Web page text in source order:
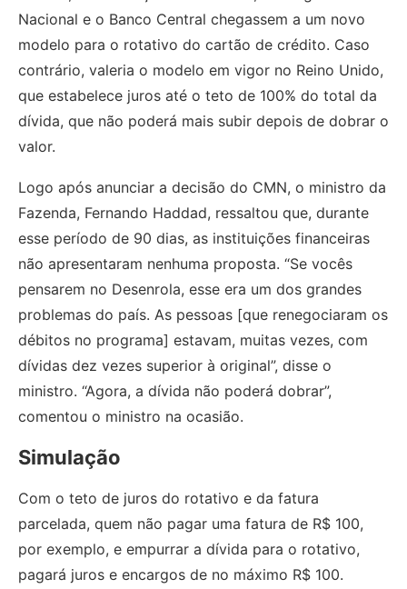
Nacional e o Banco Central chegassem a um novo
modelo para o rotativo do cartão de crédito. Caso
contrário, valeria o modelo em vigor no Reino Unido,
que estabelece juros até o teto de 100% do total da
dívida, que não poderá mais subir depois de dobrar o
valor.
Logo após anunciar a decisão do CMN, o ministro da
Fazenda, Fernando Haddad, ressaltou que, durante
esse período de 90 dias, as instituições financeiras
não apresentaram nenhuma proposta. “Se vocês
pensarem no Desenrola, esse era um dos grandes
problemas do país. As pessoas [que renegociaram os
débitos no programa] estavam, muitas vezes, com
dívidas dez vezes superior à original”, disse o
ministro. “Agora, a dívida não poderá dobrar”,
comentou o ministro na ocasião.
Simulação
Com o teto de juros do rotativo e da fatura
parcelada, quem não pagar uma fatura de R$ 100,
por exemplo, e empurrar a dívida para o rotativo,
pagará juros e encargos de no máximo R$ 100.